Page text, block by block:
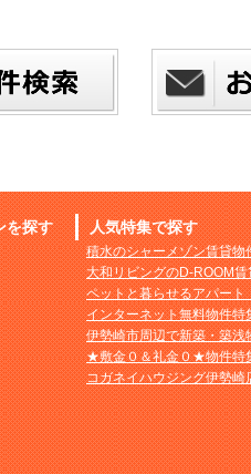
を探す 人気特集で探す
積水のシャーメゾン賃貸物
大和リビングのD-ROOM
ペットと暮らせるアパート
インターネット無料物件特
伊勢崎市周辺で新築・築
★敷金０＆礼金０★物件特
コガネイハウジング伊勢崎